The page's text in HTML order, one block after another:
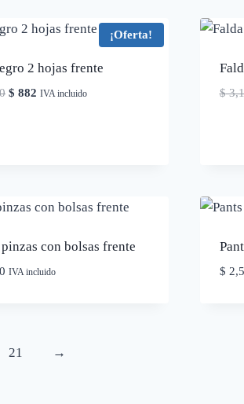
¡Oferta!
2 hojas frente
El
$ 882 El
IVA incluido $
pinzas con bolsas frente
IVA incluido $
21 →